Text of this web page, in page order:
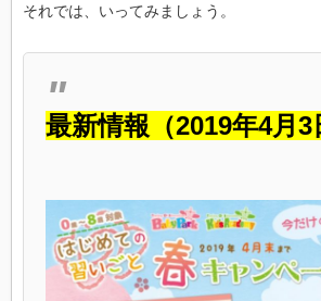
それでは、いってみましょう。
最新情報（2019年4月3